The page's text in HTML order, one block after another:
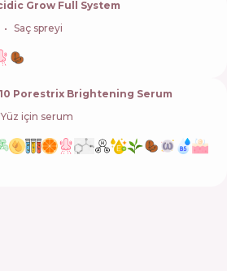
Grow Full System
Saç spreyi
Porestrix Brightening Serum
Yüz için serum